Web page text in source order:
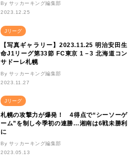
By サッカーキング編集部
2023.12.25
Jリーグ
【写真ギャラリー】2023.11.25 明治安田生
命J1リーグ第33節 FC東京 1－3 北海道コン
サドーレ札幌
By サッカーキング編集部
2023.11.27
Jリーグ
札幌の攻撃力が爆発！ 4得点で“シーソーゲ
ーム”を制し今季初の連勝…湘南は6戦未勝利
に
By サッカーキング編集部
2023.05.13